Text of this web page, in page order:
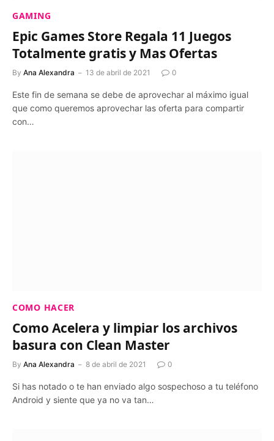
GAMING
Epic Games Store Regala 11 Juegos
Totalmente gratis y Mas Ofertas
By Ana Alexandra 13 de abril de 2021 0
Este fin de semana se debe de aprovechar al máximo igual
que como queremos aprovechar las oferta para compartir
con…
COMO HACER
Como Acelera y limpiar los archivos
basura con Clean Master
By Ana Alexandra 8 de abril de 2021 0
Si has notado o te han enviado algo sospechoso a tu teléfono
Android y siente que ya no va tan…